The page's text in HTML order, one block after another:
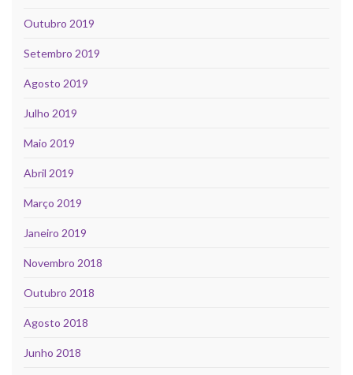
Outubro 2019
Setembro 2019
Agosto 2019
Julho 2019
Maio 2019
Abril 2019
Março 2019
Janeiro 2019
Novembro 2018
Outubro 2018
Agosto 2018
Junho 2018